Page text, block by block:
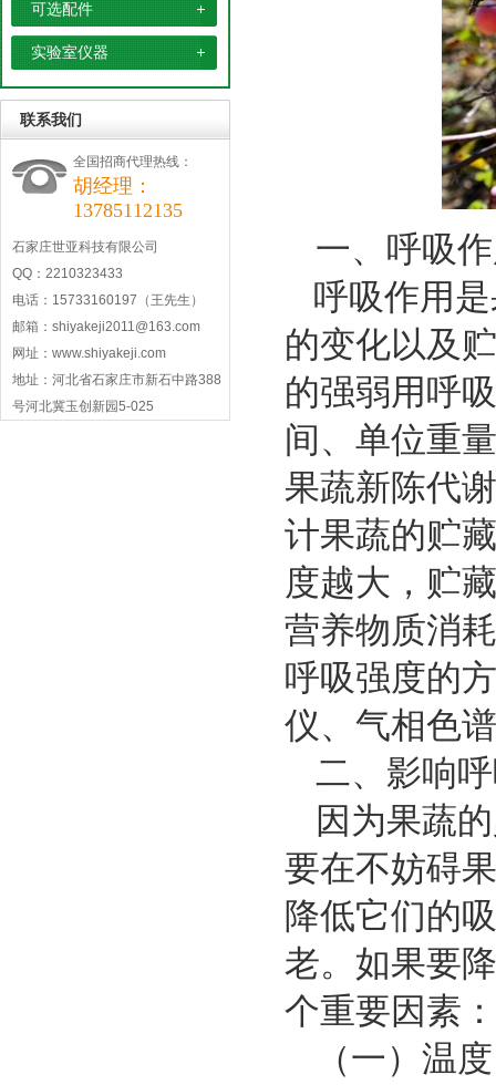
可选配件
实验室仪器
联系我们
全国招商代理热线：
胡经理：
13785112135
石家庄世亚科技有限公司
QQ：2210323433
电话：15733160197（王先生）
邮箱：shiyakeji2011@163.com
网址：www.shiyakeji.com
地址：河北省石家庄市新石中路388
号河北冀玉创新园5-025
一、呼吸
呼吸作用
的变化以及
的强弱用呼
间、单位重
果蔬新陈代
计果蔬的贮
度越大，贮
营养物质消
呼吸强度的
仪、气相色
二、影响
因为果蔬
要在不妨碍
降低它们的
老。如果要
个重要因素：
（一）温度